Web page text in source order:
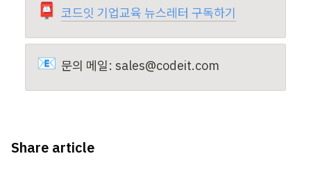
📮 코드잇 기업교육 뉴스레터 구독하기
📧 문의 메일: sales@codeit.com
Share article